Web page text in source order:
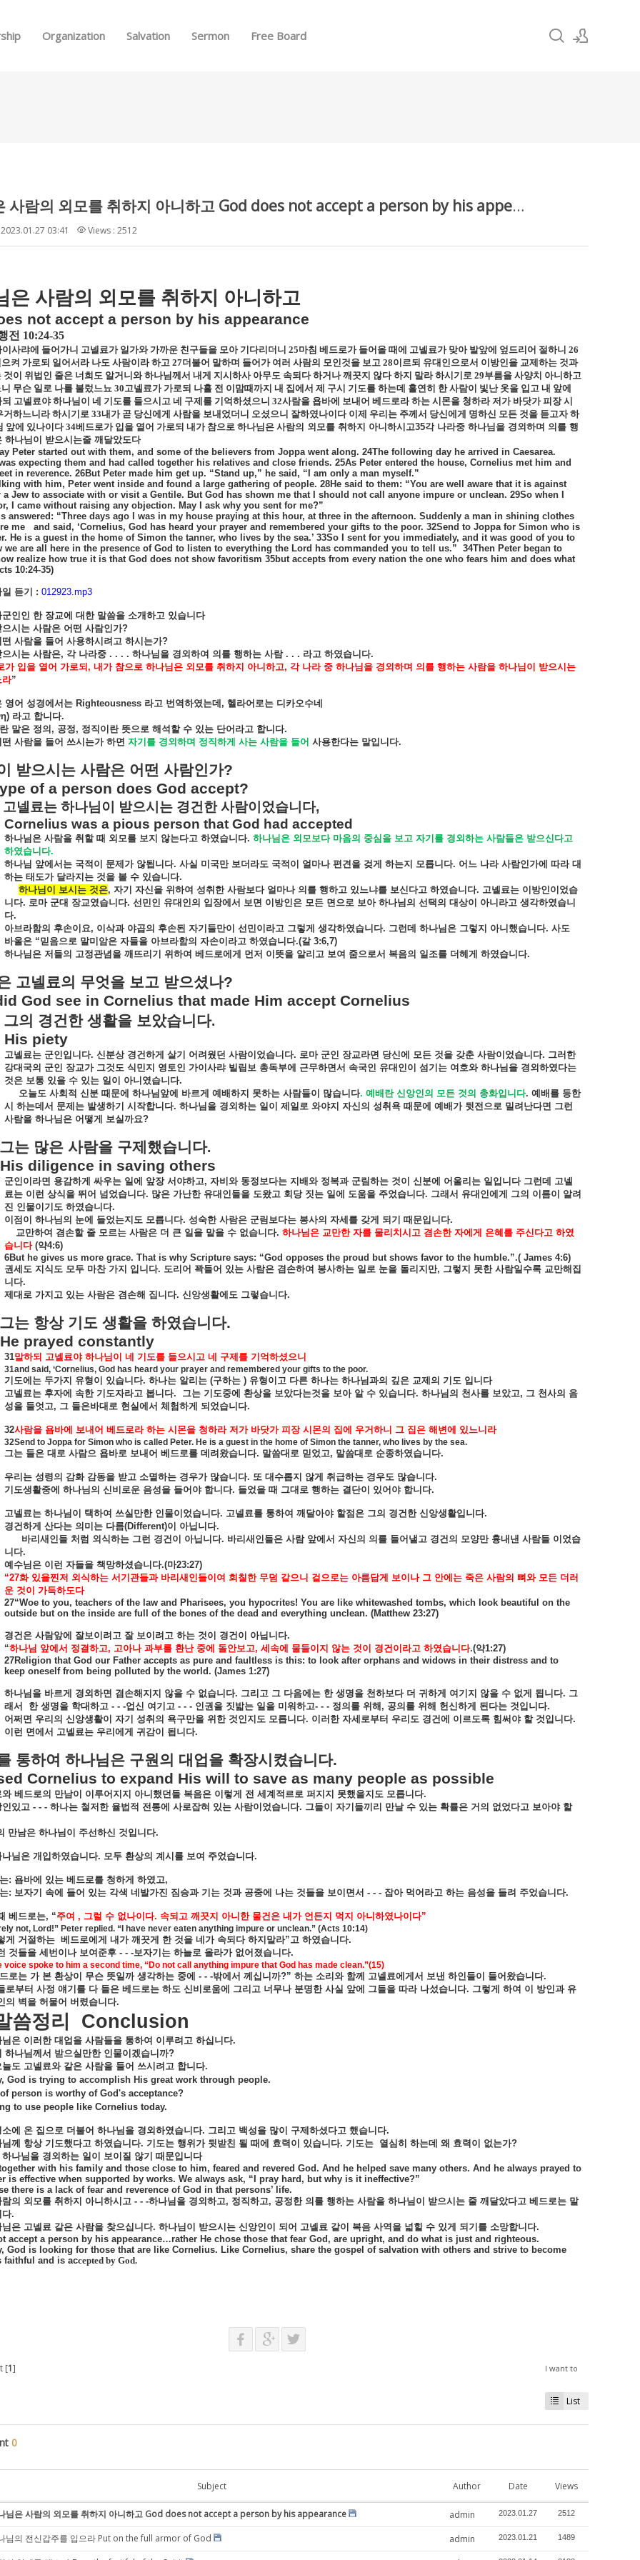
Organization Salvation Sermon Free Board
하나님은 사람의 외모를 취하지 아니하고 God does not accept a person by his appearance
03:41 Views : 2512
은 사람의 외모를 취하지 아니하고
not accept a person by his appearance
전 10:24-35
사랴에 들어가니 고넬료가 일가와 가까운 친구들을 모아 기다리더니 25마침 베드로가 들어올 때에 고넬료가 맞아 발앞에 엎드리어 절하니 26
켜 가로되 일어서라 나도 사람이라 하고 27더불어 말하며 들어가 여러 사람의 모인것을 보고 28이르되 유대인으로서 이방인을 교제하는 것과
것이 위법인 줄은 너희도 알거니와 하나님께서 내게 지시하사 아무도 속되다 하거나 깨끗지 않다 하지 말라 하시기로 29부름을 사양치 아니하고
무슨 일로 나를 불렀느뇨 30고넬료가 가로되 나흘 전 이맘때까지 내 집에서 제 구시 기도를 하는데 홀연히 한 사람이 빛난 옷을 입고 내 앞에
고넬료야 하나님이 네 기도를 들으시고 네 구제를 기억하셨으니 32사람을 욥바에 보내어 베드로라 하는 시몬을 청하라 저가 바닷가 피장 시
거하느니라 하시기로 33내가 곧 당신에게 사람을 보내었더니 오셨으니 잘하였나이다 이제 우리는 주께서 당신에게 명하신 모든 것을 듣고자 하
앞에 있나이다34베드로가 입을 열어 가로되 내가 참으로 하나님은 사람의 외모를 취하지 아니하시고35각 나라중 하나님을 경외하며 의를 행
하나님이 받으시는줄 깨달았도다
Peter started out with them, and some of the believers from Joppa went along. 24The following day he arrived in Caesarea.
expecting them and had called together his relatives and close friends. 25As Peter entered the house, Cornelius met him and
in reverence. 26But Peter made him get up. “Stand up,” he said, “I am only a man myself.”
with him, Peter went inside and found a large gathering of people. 28He said to them: “You are well aware that it is against
Jew to associate with or visit a Gentile. But God has shown me that I should not call anyone impure or unclean. 29So when I
I came without raising any objection. May I ask why you sent for me?”
answered: “Three days ago I was in my house praying at this hour, at three in the afternoon. Suddenly a man in shining clothes
me
and said, ‘Cornelius, God has heard your prayer and remembered your gifts to the poor. 32Send to Joppa for Simon who is
He is a guest in the home of Simon the tanner, who lives by the sea.’ 33So I sent for you immediately, and it was good of you to
we are all here in the presence of God to listen to everything the Lord has commanded you to tell us.” 34Then Peter began to
realize how true it is that God does not show favoritism 35but accepts from every nation the one who fears him and does what
10:24-35)
듣기 : 012923.mp3
인인 한 장교에 대한 말씀을 소개하고 있습니다
으시는 사람은 어떤 사람인가?
떤 사람을 들어 사용하시려고 하시는가?
으시는 사람은, 각 나라중 . . . . 하나님을 경외하여 의를 행하는 사람 . . . 라고 하였습니다.
가 입을 열어 가로되 , 내가 참으로 하나님은 외모를 취하지 아니하고, 각 나라 중 하나님을 경외하며 의를 행하는 사람을 하나님이
받으시는
라”
영어 성경에서는 Righteousness 라고 번역하였는데 , 헬라어로는 디카오수네
라고 합니다.
말은 정의 , 공정, 정직이란 뜻으로 해석할 수 있는 단어라고 합니다.
떤 사람을 들어 쓰시는가 하면 자기를 경외하며 정직하게 사는 사람을 들어 사용한다는 말입니다.
받으시는 사람은 어떤 사람인가?
of a person does God accept?
고넬료는 하나님이 받으시는 경건한 사람이었습니다,
Cornelius was a pious person that God had accepted
하나님은 사람을 취할 때 외모를 보지 않는다고 하였습니다. 하나님은 외모보다 마음의 중심을 보고 자기를 경외하는 사람들은 받으신다고
하였습니다.
하나님 앞에서는 국적이 문제가 않됩니다. 사실 미국만 보더라도 국적이 얼마나 편견을 겆게 하는지 모릅니다. 어느 나라 사람인가에 따라 대
하는 태도가 달라지는 것을 볼 수 있습니다.
하나님이
보시는 것은, 자기 자신을 위하여 성취한 사람보다 얼마나 의를 행하고 있느냐를 보신다고 하였습니다. 고넬료는 이방인이었습
니다. 로마 군대 장교였습니다. 선민인 유대인의 입장에서 보면 이방인은 모든 면으로 보아 하나님의 선택의 대상이 아니라고 생각하였습니
다.
아브라함의 후손이요, 이삭과 야곱의 후손된 자기들만이 선민이라고 그렇게 생각하였습니다. 그런데 하나님은 그렇지 아니했습니다. 사도
바울은 “믿음으로 말미암은 자들을 아브라함의 자손이라고 하였습니다.(갈3:6,7)
하나님은 저들의 고정관념을 깨뜨리기 위하여 베드로에게 먼저 이뜻을 알리고 보여 줌으로서 복음의 일조를 더헤게 하였습니다.
고넬료의 무엇을 보고 받으셨나?
God see in Cornelius that made Him accept Cornelius
그의 경건한 생활을 보았습니다.
His piety
고넬료는 군인입니다. 신분상 경건하게 살기 어려웠던 사람이었습니다. 로마 군인 장교라면 당신에 모든 것을 갖춘 사람이었습니다. 그러한
강대국의 군인 장교가 그것도 식민지 영토인 가이사랴 빌립보 총독부에 근무하면서 속국인 유대인이 섬기는 여호와 하나님을 경외하였다는
것은 보통 있을 수 있는 일이 아니였습니다.
오늘도 사회적 신분 때문에 하나님앞에 바르게 예배하지 못하는 사람들이 많습니다. 예배란 신앙인의 모든 것의 총화입니다. 예배를 등한
시 하는데서 문제는 발생하기 시작합니다. 하나님을 경외하는 일이 제일로 와야지 자신의 성취욕 때문에 예배가 뒷전으로 밀려난다면 그런
사람을 하나님은 어떻게 보실까요?
그는 많은 사람을 구제했습니다.
His diligence in saving others
군인이라면 용감하게 싸우는 일에 앞장 서야하고, 자비와 동정보다는 지배와 정복과 군림하는 것이 신분에 어울리는 일입니다 그런데
고넬
료는 이런 상식을 뛰어 넘었습니다. 많은 가난한 유대인들을 도왔고 회당 짓는 일에 도움을 주었습니다. 그래서 유대인에게 그의 이름이
알려
진 인물이기도 하였습니다.
이점이 하나님의 눈에 들었는지도 모릅니다. 성숙한 사람은 군림보다는 봉사의 자세를 갖게 되기 때문입니다.
교만하여 겸손할 줄 모르는 사람은 더 큰 일을 맡을 수 없습니다. 하나님은 교만한 자를 물리치시고 겸손한 자에게 은혜를 주신다고 하였
습니다(약4:6)
6But he gives us more grace. That is why Scripture says: “God opposes the proud but shows favor to the humble.”.( James 4:6)
권세도 지식도 모두 마찬 가지 입니다. 도리어 꽉들어 있는 사람은 겸손하여 봉사하는 일로 눈을 돌리지만, 그렇지 못한 사람일수록 교만해집
니다.
제대로 가지고 있는 사람은 겸손해 집니다. 신앙생활에도 그렇습니다.
그는 항상 기도 생활을 하였습니다.
He prayed constantly
31말하되 고넬료야 하나님이 네 기도를 들으시고 네 구제를 기억하셨으니
31and said, ‘Cornelius, God has heard your prayer and remembered your gifts to the poor.
기도에는 두가지 유형이 있습니다. 하나는 알리는 (구하는 ) 유형이고 다른 하나는 하나님과의 깊은 교제의 기도 입니다
고넬료는 후자에 속한 기도자라고 봅니다. 그는 기도중에 환상을 보았다는것을 보아 알 수 있습니다. 하나님의 천사를 보았고, 그 천사의 음
성을 들엇고, 그 들은바대로 현실에서 체험하게 되었습니다.
32사람을 욥바에 보내어 베드로라 하는 시몬을 청하라 저가 바닷가 피장 시몬의 집에 우거하니 그 집은 해변에 있느니라
32Send to Joppa for Simon who is called Peter. He is a guest in the home of Simon the tanner, who lives by the sea.
그는 들은 대로 사람으 욥바로 보내어 베드로를 데려왔습니다. 말씀대로 믿었고, 말씀대로 순종하였습니다.
우리는 성령의 감화 감동을 받고 소멸하는 경우가 많습니다. 또 대수롭지 않게 취급하는 경우도 많습니다.
기도생활중에 하나님의 신비로운 음성을 들어야 합니다. 들었을 때 그대로 행하는 결단이 있어야 합니다.
고넬료는 하나님이 택하여 쓰실만한 인물이었습니다. 고넬료를 통하여 깨달아야 할점은 그의 경건한 신앙생활입니다.
경건하게 산다는 의미는 다름(Different)이 아닙니다.
바리새인들 처럼 외식하는 그런 경건이 아닙니다. 바리새인들은 사람 앞에서 자신의 의를 들어낼고 경건의 모양만 흉내낸 사람들 이었습
니다.
예수님은 이런 자들을 책망하셨습니다.(마23:27)
“27화 있을찐저 외식하는 서기관들과 바리새인들이여 회칠한 무덤 같으니 겉으로는 아름답게 보이나 그 안에는 죽은 사람의 뼈와 모든 더러
운 것이 가득하도다
27“Woe to you, teachers of the law and Pharisees, you hypocrites! You are like whitewashed tombs, which look beautiful on the
outside but on the inside are full of the bones of the dead and everything unclean. (Matthew 23:27)
경건은 사람앞에 잘보이려고 잘 보이려고 하는 것이 경건이 아닙니다.
“하나님 앞에서 정결하고, 고아나 과부를 환난 중에 돌안보고, 세속에 물들이지 않는 것이 경건이라고 하였습니다.(약1:27)
27Religion that God our Father accepts as pure and faultless is this: to look after orphans and widows in their distress and to
keep oneself from being polluted by the world. (James 1:27)
하나님을 바르게 경외하면 겸손해지지 않을 수 없습니다. 그리고 그 다음에는 한 생명을 천하보다 더 귀하게 여기지 않을 수 없게 됩니다. 그
래서
한 생명을 학대하고 - - -업신 여기고 - - - 인권을 짓밟는 일을 미워하고- - - 정의를 위해 , 공의를 위해 헌신하게 된다는 것입니다.
어쩌면 우리의 신앙생활이 자기 성취의 욕구만을 위한 것인지도 모릅니다. 이러한 자세로부터 우리도 경건에 이르도록 힘써야 할 것입니다.
이런 면에서 고넬료는 우리에게 귀감이 됩니다.
통하여 하나님은 구원의 대업을 확장시켰습니다.
Cornelius to expand His will to save as many people as possible
와 베드로의 만남이 이루어지지 아니했던들 복음은 이렇게 전 세계적르로 퍼지지 못했을지도 모릅니다.
인있고 - - - 하나는 철저한 율법적 전통에 사로잡혀 있는 사람이었습니다. 그들이 자기들끼리 만날 수 있는 확률은 거의 없었다고 보아야 할
만남은 하나님이 주선하신 것입니다.
나님은 개입하였습니다. 모두 환상의 계시를 보여 주었습니다.
: 욥바에 있는 베드로를 청하게 하였고,
: 보자기 속에 들어 있는 각색 네발가진 짐승과 기는 것과 공중에 나는 것들을 보이면서 - - - 잡아 먹어라고 하는 음성을 들려 주었습니다.
베드로는, “주여 , 그럴 수 없나이다. 속되고 깨끗지 아니한 물건은 내가 언든지 먹지 아니하였나이다”
not, Lord!” Peter replied. “I have never eaten anything impure or unclean.” (Acts 10:14)
게 거절하는 베드로에게 내가 깨끗게 한 것을 네가 속되다 하지말라”고 하였습니다.
것들을 세번이나 보여준후 - - -보자기는 하늘로 올라가 없어졌습니다.
voice spoke to him a second time, “Do not call anything impure that God has made clean.”(15)
로는 가 본 환상이 무슨 뜻일까 생각하는 중에 - - -밖에서 께십니까?” 하는 소리와 함께 고넬료에게서 보낸 하인들이 들어왔습니다.
로부터 사정 얘기를 다 들은 베드로는 하도 신비로움에 그리고 너무나 분명한 사실 앞에 그들을 따라 나섰습니다. 그렇게 하여 이 방인과 유
의 벽을 허물어 버렸습니다.
씀정리 Conclusion
님은 이러한 대업을 사람들을 통하여 이루려고 하십니다.
하나님께서 받으실만한 인물이겠습니까?
늘도 고넬료와 같은 사람을 들어 쓰시려고 합니다.
God is trying to accomplish His great work through people.
person is worthy of God's acceptance?
to use people like Cornelius today.
에 온 집으로 더불어 하나님을 경외하였습니다. 그리고 백성을 많이 구제하셨다고 했습니다.
께
항상 기도했다고 하였습니다. 기도는 행위가 뒷받친 될 때에 효력이 있습니다. 기도는 열심히 하는데 왜 효력이 없는가?
하나님을 경외하는 일이 보이질 않기 때문입니다
with his family and those close to him, feared and revered God. And he helped save many others. And he always prayed to
is effective when supported by works. We always ask, “I pray hard, but why is it ineffective?”
there is a lack of fear and reverence of God in that persons’ life.
의 외모를 취하지 아니하시고 - - -하나님을 경외하고, 정직하고, 공정한 의를 행하는 사람을 하나님이 받으시는 줄 깨달았다고 베드로는 말
다.
님은 고넬료 같은 사람을 찾으십니다. 하나님이 받으시는 신앙인이 되어 고넬료 같이 복음 사역을 넓힐 수 있게 되기를 소망합니다.
accept a person by his appearance…rather He chose those that fear God, are upright, and do what is just and righteous.
God is looking for those that are like Cornelius. Like Cornelius, share the gospel of salvation with others and strive to become
faithful and is accepted by God.
[1] I want to
List
0
Subject Author Date Views
님은 사람의 외모를 취하지 아니하고 God does not accept a person by his appearance admin 2023.01.27 2512
님의 전신갑주를 입으라 Put on the full armor of God admin 2023.01.21 1489